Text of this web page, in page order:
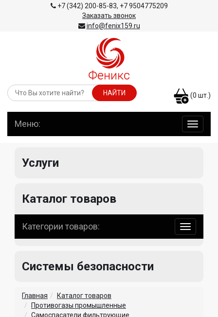
+7 (342) 200-85-83, +7 9504775209
Заказать звонок
info@fenix159.ru
(0 шт.)
по
Меню:
Услуги
Каталог товаров
по
Категории товаров:
Системы безопасности
Главная
Каталог товаров
Противогазы промышленные
Самоспасатели фильтрующие